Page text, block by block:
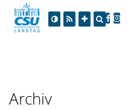
Archiv